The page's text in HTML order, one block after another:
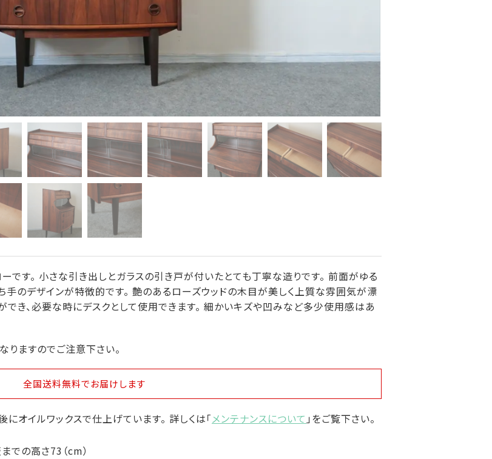
です。 小さな引き出しとガラスの引き戸が付いたとても丁寧な造りです。 前面がゆる
手のデザインが特徴的です。 艶のあるローズウッドの木目が美しく上質な雰囲気が漂
でき、必要な時にデスクとして使用できます。 細かいキズや凹みなど多少使用感はあ
りますのでご注意下さい。
全国送料無料でお届けします
オイルワックスで仕上げています。 詳しくは「メンテナンスについて 」をご覧下さい。
の高さ73（cm）